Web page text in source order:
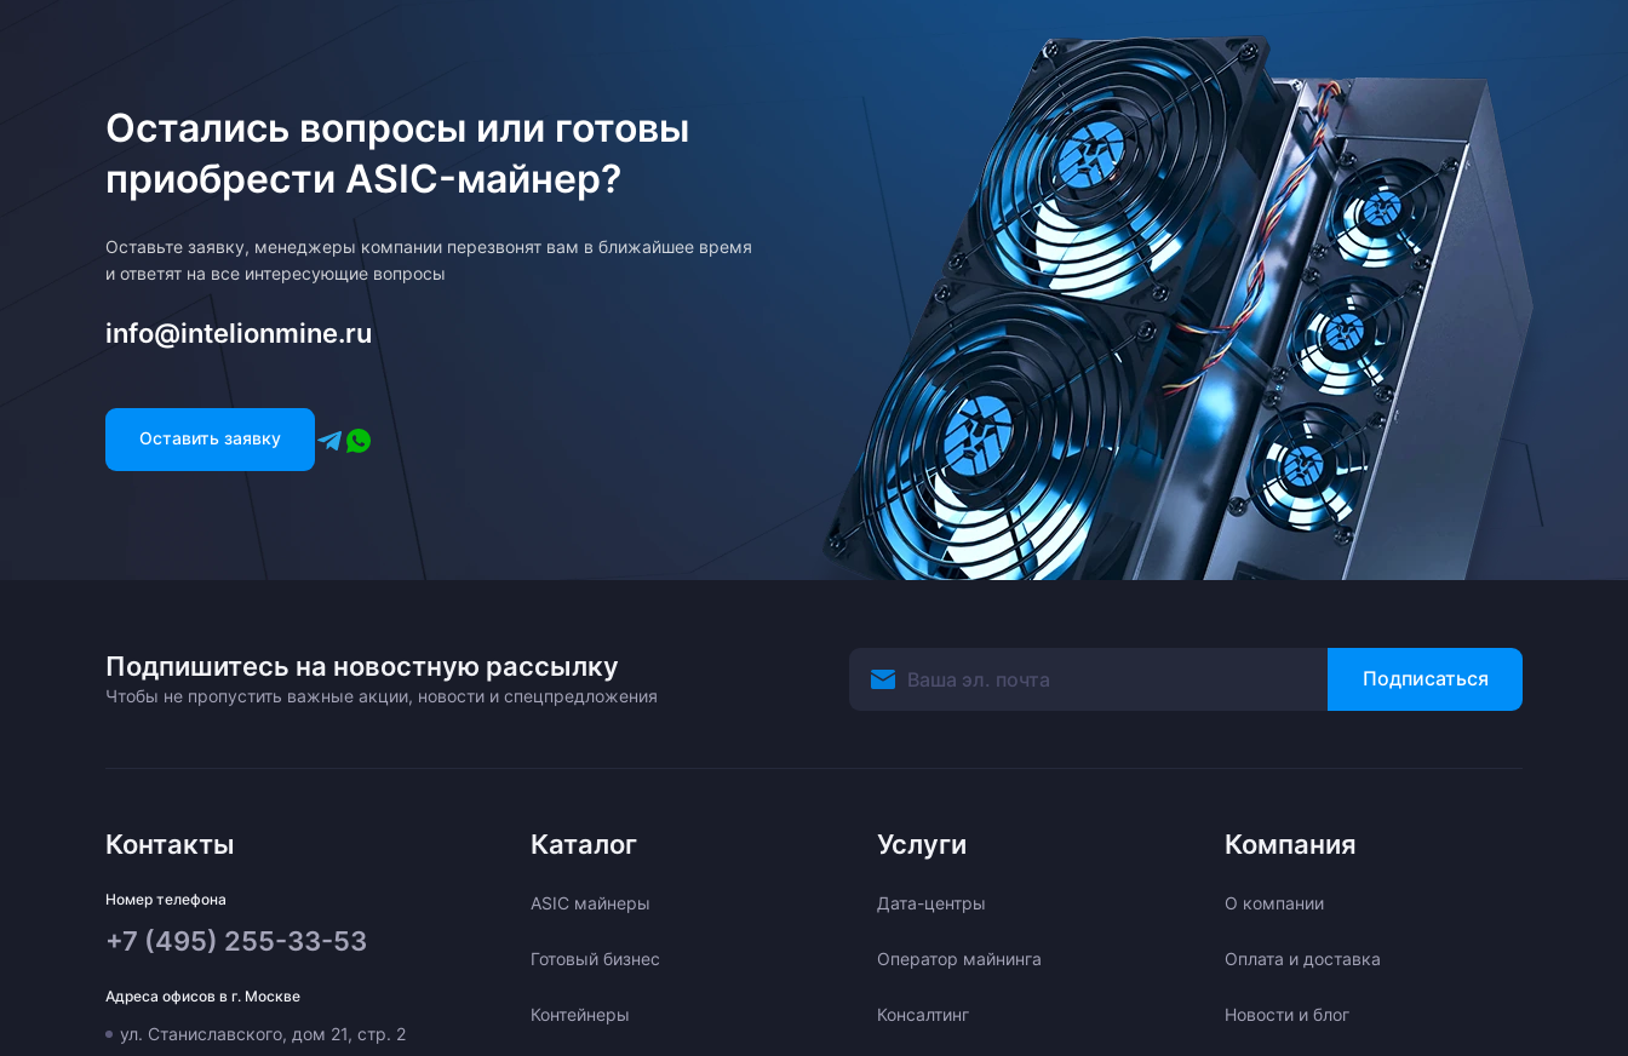
Остались вопросы или готовы
приобрести ASIC-майнер?
Оставьте заявку, менеджеры компании перезвонят вам в ближайшее время
и ответят на все интересующие вопросы
info@intelionmine.ru
Оставить заявку
Подпишитесь на новостную рассылку
Чтобы не пропустить важные акции, новости и спецпредложения
Подписаться
Контакты
Номер телефона
+7 (495) 255-33-53
Адреса офисов в г. Москве
ул. Станиславского, дом 21, стр. 2
Каталог
ASIC майнеры
Готовый бизнес
Контейнеры
Услуги
Дата-центры
Оператор майнинга
Консалтинг
Компания
О компании
Оплата и доставка
Новости и блог